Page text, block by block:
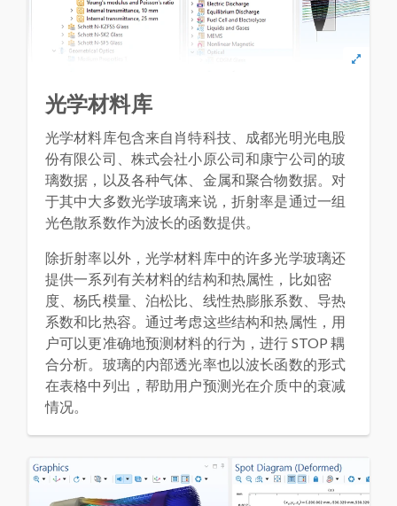
光学材料库
光学材料库包含来自肖特科技、成都光明光电股
份有限公司、株式会社小原公司和康宁公司的玻
璃数据，以及各种气体、金属和聚合物数据。对
于其中大多数光学玻璃来说，折射率是通过一组
光色散系数作为波长的函数提供。
除折射率以外，光学材料库中的许多光学玻璃还
提供一系列有关材料的结构和热属性，比如密
度、杨氏模量、泊松比、线性热膨胀系数、导热
系数和比热容。通过考虑这些结构和热属性，用
户可以更准确地预测材料的行为，进行 STOP 耦
合分析。玻璃的内部透光率也以波长函数的形式
在表格中列出，帮助用户预测光在介质中的衰减
情况。